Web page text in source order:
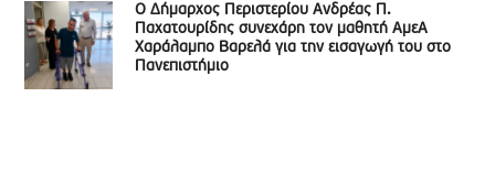
Ο Δήμαρχος Περιστερίου Ανδρέας Π.
Παχατουρίδης συνεχάρη τον μαθητή ΑμεΑ
Χαράλαμπο Βαρελά για την εισαγωγή του στο
Πανεπιστήμιο